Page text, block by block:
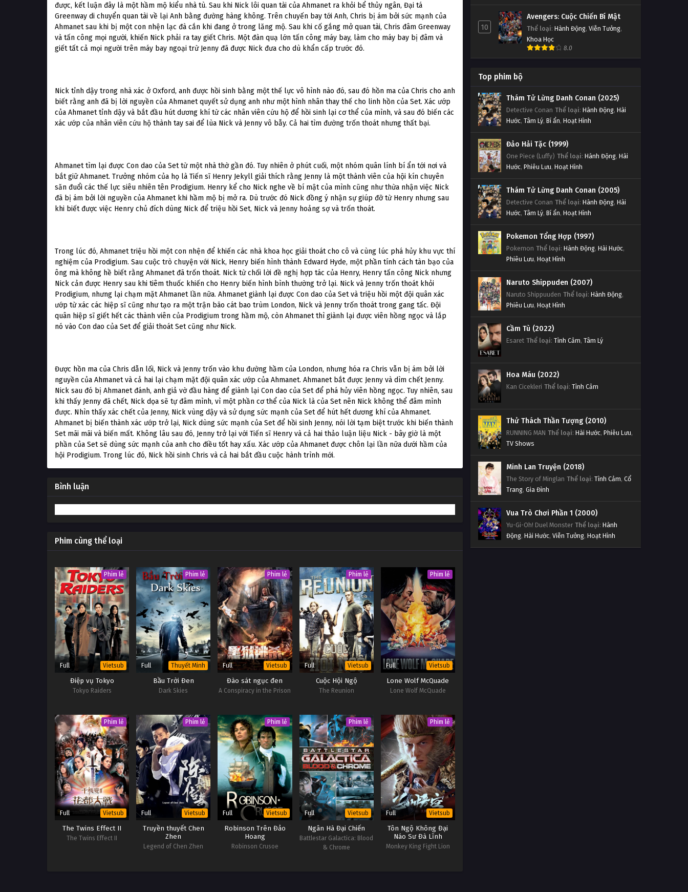
được, kết luận đây là một hầm mộ kiểu nhà tù. Sau khi Nick lôi quan tài của Ahmanet ra khỏi bể thủy ngân, Đại tá
Greenway di chuyển quan tài về lại Anh bằng đường hàng không. Trên chuyến bay tới Anh, Chris bị ám bởi sức mạnh của
Ahmanet sau khi bị một con nhện lạc đà cắn khi đang ở trong lăng mộ. Sau khi cố gắng mở quan tài, Chris đâm Greenway
và tấn công mọi người, khiến Nick phải ra tay giết Chris. Một đàn quạ lớn tấn công máy bay, làm cho máy bay bị đâm và
giết tất cả mọi người trên máy bay ngoại trừ Jenny đã được Nick đưa cho dù khẩn cấp trước đó.
Nick tỉnh dậy trong nhà xác ở Oxford, anh được hồi sinh bằng một thế lực vô hình nào đó, sau đó hồn ma của Chris cho anh
biết rằng anh đã bị lời nguyền của Ahmanet quyết sử dụng anh như một hình nhân thay thế cho linh hồn của Set. Xác ướp
của Ahmanet tỉnh dậy và bắt đầu hút dương khí từ các nhân viên cứu hộ để hồi sinh lại cơ thể của mình, và sau đó biến các
xác ướp của nhân viên cứu hộ thành tay sai để lùa Nick và Jenny vô bẫy. Cả hai tìm đường trốn thoát nhưng thất bại.
Ahmanet tìm lại được Con dao của Set từ một nhà thờ gần đó. Tuy nhiên ở phút cuối, một nhóm quân lính bí ẩn tới nơi và
bắt giữ Ahmanet. Trưởng nhóm của họ là Tiến sĩ Henry Jekyll giải thích rằng Jenny là một thành viên của hội kín chuyên
săn đuổi các thế lực siêu nhiên tên Prodigium. Henry kể cho Nick nghe về bí mật của mình cũng như thừa nhận việc Nick
đã bị ám bởi lời nguyền của Ahmanet khi hầm mộ bị mở ra. Dù trước đó Nick đồng ý nhận sự giúp đỡ từ Henry nhưng sau
khi biết được việc Henry chủ đích dùng Nick để triệu hồi Set, Nick và Jenny hoảng sợ và trốn thoát.
Trong lúc đó, Ahmanet triệu hồi một con nhện để khiến các nhà khoa học giải thoát cho cô và cùng lúc phá hủy khu vực thí
nghiệm của Prodigium. Sau cuộc trò chuyện với Nick, Henry biến hình thành Edward Hyde, một phần tính cách tàn bạo của
ông mà không hề biết rằng Ahmanet đã trốn thoát. Nick từ chối lời đề nghị hợp tác của Henry, Henry tấn công Nick nhưng
Nick cản được Henry sau khi tiêm thuốc khiến cho Henry biến hình bình thường trở lại. Nick và Jenny trốn thoát khỏi
Prodigium, nhưng lại chạm mặt Ahmanet lần nữa. Ahmanet giành lại được Con dao của Set và triệu hồi một đội quân xác
ướp từ xác các hiệp sĩ cũng như tạo ra một trận bão cát bao trùm London, Nick và Jenny trốn thoát trong gang tấc. Đội
quân hiệp sĩ giết hết các thành viên của Prodigium trong hầm mộ, còn Ahmanet thì giành lại được viên hồng ngọc và lắp
nó vào Con dao của Set để giải thoát Set cũng như Nick.
Được hồn ma của Chris dẫn lối, Nick và Jenny trốn vào khu đường hầm của London, nhưng hóa ra Chris vẫn bị ám bởi lời
nguyền của Ahmanet và cả hai lại chạm mặt đội quân xác ướp của Ahmanet. Ahmanet bắt được Jenny và dìm chết Jenny.
Nick sau đó bị Ahmanet đánh, anh giả vờ đầu hàng để giành lại Con dao của Set để phá hủy viên hồng ngọc. Tuy nhiên, sau
khi thấy Jenny đã chết, Nick dọa sẽ tự đâm mình, vì một phần cơ thể của Nick là của Set nên Nick không thể đâm mình
được. Nhìn thấy xác chết của Jenny, Nick vùng dậy và sử dụng sức mạnh của Set để hút hết dương khí của Ahmanet.
Ahmanet bị biến thành xác ướp trở lại, Nick dùng sức mạnh của Set để hồi sinh Jenny, nói lời tạm biệt trước khi biến thành
Set mãi mãi và biến mất. Không lâu sau đó, Jenny trở lại với Tiến sĩ Henry và cả hai thảo luận liệu Nick - bây giờ là một
phần của Set sẽ dùng sức mạnh của anh cho điều tốt hay xấu. Xác ướp của Ahmanet được chôn lại lần nữa dưới hầm của
hội Prodigium. Trong lúc đó, Nick hồi sinh Chris và cả hai bắt đầu cuộc hành trình mới.
Bình luận
Phim cùng thể loại
Phim lẻ
Full Vietsub
Điệp vụ Tokyo
Tokyo Raiders
Phim lẻ
Full Thuyết Minh
Bầu Trời Đen
Dark Skies
Phim lẻ
Full Vietsub
Đào sát ngục đen
A Conspiracy in the Prison
Phim lẻ
Full Vietsub
Cuộc Hội Ngộ
The Reunion
Phim lẻ
Full Vietsub
Lone Wolf McQuade
Lone Wolf McQuade
Phim lẻ
Full Vietsub
The Twins Effect II
The Twins Effect II
Phim lẻ
Full Vietsub
Truyền thuyết Chen
Zhen
Legend of Chen Zhen
Phim lẻ
Full Vietsub
Robinson Trên Đảo
Hoang
Robinson Crusoe
Phim lẻ
Full Vietsub
Ngân Hà Đại Chiến
Battlestar Galactica: Blood
& Chrome
Phim lẻ
Full Vietsub
Tôn Ngộ Không Đại
Náo Sư Đà Lĩnh
Monkey King Fight Lion
10
Avengers: Cuộc Chiến Bí Mật
Thể loại: Hành Động, Viễn Tưởng,
Khoa Học
8.0
Top phim bộ
Thám Tử Lừng Danh Conan (2025)
Detective Conan Thể loại: Hành Động, Hài
Hước, Tâm Lý, Bí ẩn, Hoạt Hình
Đảo Hải Tặc (1999)
One Piece (Luffy) Thể loại: Hành Động, Hài
Hước, Phiêu Lưu, Hoạt Hình
Thám Tử Lừng Danh Conan (2005)
Detective Conan Thể loại: Hành Động, Hài
Hước, Tâm Lý, Bí ẩn, Hoạt Hình
Pokemon Tổng Hợp (1997)
Pokemon Thể loại: Hành Động, Hài Hước,
Phiêu Lưu, Hoạt Hình
Naruto Shippuden (2007)
Naruto Shippuuden Thể loại: Hành Động,
Phiêu Lưu, Hoạt Hình
Cầm Tù (2022)
Esaret Thể loại: Tình Cảm, Tâm Lý
Hoa Máu (2022)
Kan Cicekleri Thể loại: Tình Cảm
Thử Thách Thần Tượng (2010)
RUNNING MAN Thể loại: Hài Hước, Phiêu Lưu,
TV Shows
Minh Lan Truyện (2018)
The Story of Minglan Thể loại: Tình Cảm, Cổ
Trang, Gia Đình
Vua Trò Chơi Phần 1 (2000)
Yu-Gi-Oh! Duel Monster Thể loại: Hành
Động, Hài Hước, Viễn Tưởng, Hoạt Hình